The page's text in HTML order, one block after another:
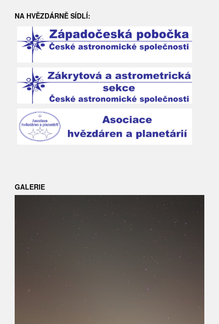
NA HVĚZDÁRNĚ SÍDLÍ:
GALERIE